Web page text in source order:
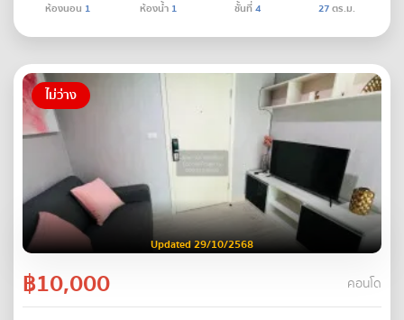
ห้องนอน 1 ห้องน้ำ 1 ชั้นที่4 27ตร.ม.
ไม่ว่าง
Updated 29/10/2568
฿10,000 คอนโด